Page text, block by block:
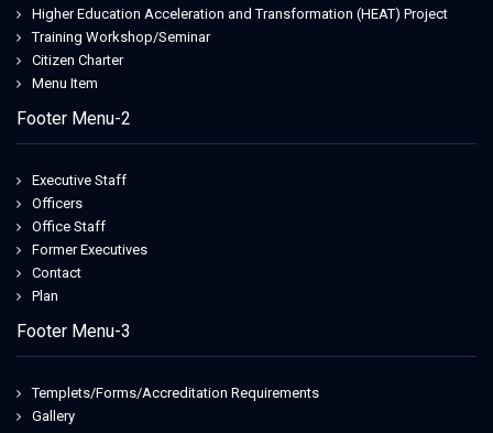
Higher Education Acceleration and Transformation (HEAT) Project
Training Workshop/Seminar
Citizen Charter
Menu Item
Footer Menu-2
Executive Staff
Officers
Office Staff
Former Executives
Contact
Plan
Footer Menu-3
Templets/Forms/Accreditation Requirements
Gallery